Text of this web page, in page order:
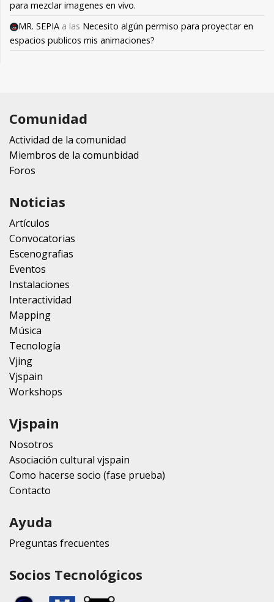
para mezclar imagenes en vivo.
MR. SEPIA a las Necesito algún permiso para proyectar en
espacios publicos mis animaciones?
Comunidad
Actividad de la comunidad
Miembros de la comunbidad
Foros
Noticias
Artículos
Convocatorias
Escenografias
Eventos
Instalaciones
Interactividad
Mapping
Música
Tecnología
Vjing
Vjspain
Workshops
Vjspain
Nosotros
Asociación cultural vjspain
Como hacerse socio (fase prueba)
Contacto
Ayuda
Preguntas frecuentes
Socios Tecnológicos